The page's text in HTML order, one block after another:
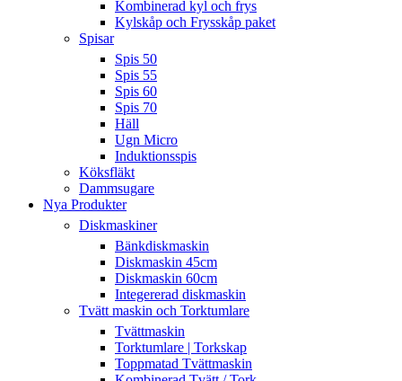
Kombinerad kyl och frys
Kylskåp och Frysskåp paket
Spisar
Spis 50
Spis 55
Spis 60
Spis 70
Häll
Ugn Micro
Induktionsspis
Köksfläkt
Dammsugare
Nya Produkter
Diskmaskiner
Bänkdiskmaskin
Diskmaskin 45cm
Diskmaskin 60cm
Integererad diskmaskin
Tvätt maskin och Torktumlare
Tvättmaskin
Torktumlare | Torkskap
Toppmatad Tvättmaskin